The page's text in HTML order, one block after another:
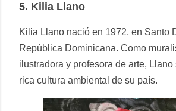
5. Kilia Llano
Kilia Llano nació en 1972, en Santo
República Dominicana. Como
ilustradora y profesora de arte,
rica cultura ambiental de su país.